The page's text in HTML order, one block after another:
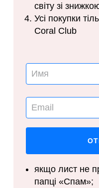
світу зі
Усі покупки
Coral Club
якщо лист не
папці «Спам»;